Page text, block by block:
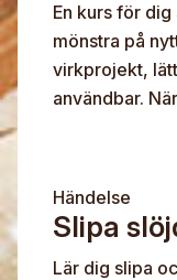
En kurs för
mönstra på
virkprojekt,
användbar.
Händelse
Slipa
Lär dig slipa